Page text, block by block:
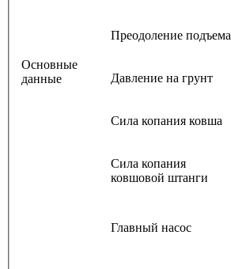
Основные
данные
Преодоление подъема
Давление на грунт
Сила копания ковша
Сила копания
ковшовой штанги
Главный насос